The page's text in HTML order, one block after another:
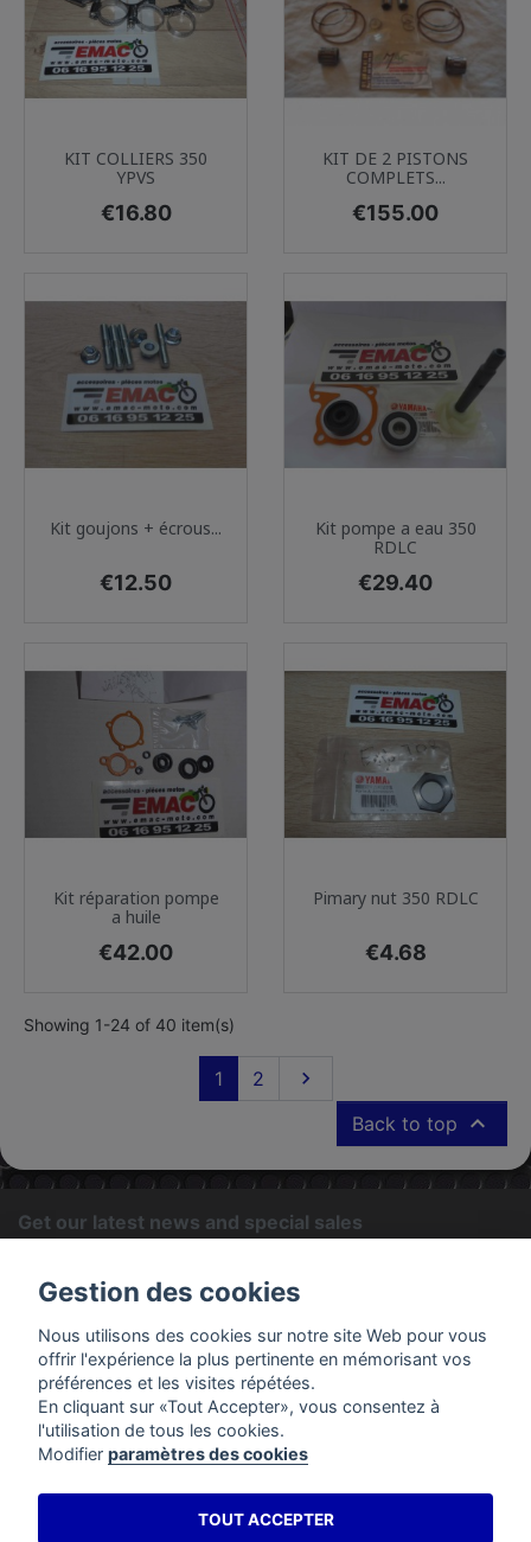
KIT COLLIERS 350
YPVS
Price
€16.80
KIT DE 2 PISTONS
COMPLETS...
Price
€155.00
Kit goujons + écrous...
Price
€12.50
Kit pompe a eau 350
RDLC
Price
€29.40
Kit réparation pompe
a huile
Price
€42.00
Pimary nut 350 RDLC
Price
€4.68
Showing 1-24 of 40 item(s)
1 2 Next

Back to top 
Get our latest news and special sales
find our contact info in the legal notice.
PRODUCTS
Gestion des cookies
Nous utilisons des cookies sur notre site Web pour vous
offrir l'expérience la plus pertinente en mémorisant vos
préférences et les visites répétées.
En cliquant sur «Tout Accepter», vous consentez à
l'utilisation de tous les cookies.
Modifier paramètres des cookies
TOUT ACCEPTER